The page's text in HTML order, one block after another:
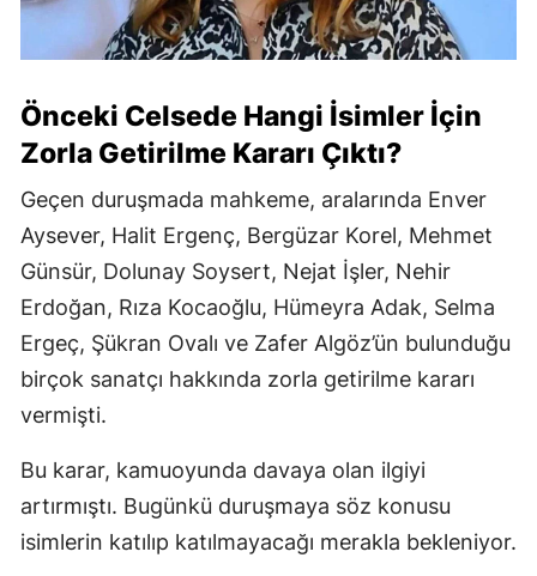
Önceki Celsede Hangi İsimler İçin
Zorla Getirilme Kararı Çıktı?
Geçen duruşmada mahkeme, aralarında Enver
Aysever, Halit Ergenç, Bergüzar Korel, Mehmet
Günsür, Dolunay Soysert, Nejat İşler, Nehir
Erdoğan, Rıza Kocaoğlu, Hümeyra Adak, Selma
Ergeç, Şükran Ovalı ve Zafer Algöz’ün bulunduğu
birçok sanatçı hakkında zorla getirilme kararı
vermişti.
Bu karar, kamuoyunda davaya olan ilgiyi
artırmıştı. Bugünkü duruşmaya söz konusu
isimlerin katılıp katılmayacağı merakla bekleniyor.